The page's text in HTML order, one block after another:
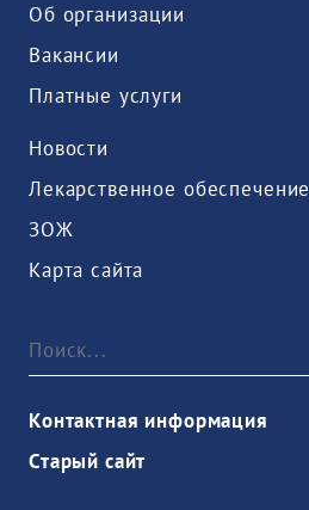
Об организации
Вакансии
Платные услуги
Новости
Лекарственное обеспечение
ЗОЖ
Карта сайта
Контактная информация
Старый сайт